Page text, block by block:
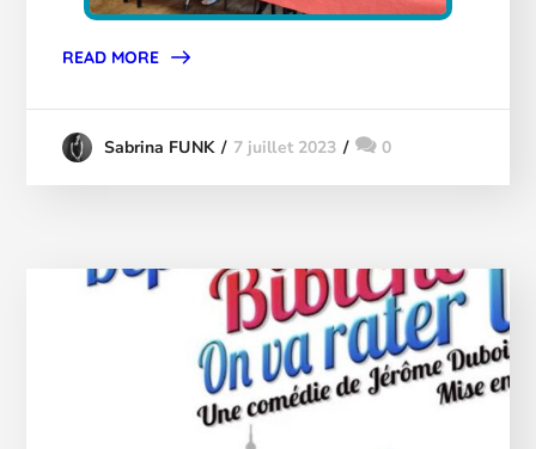
READ MORE
Sabrina FUNK 7 juillet 2023 0